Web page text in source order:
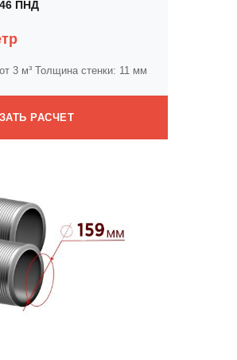
ПНД
3 м³ Толщина стенки: 11 мм
РАСЧЕТ